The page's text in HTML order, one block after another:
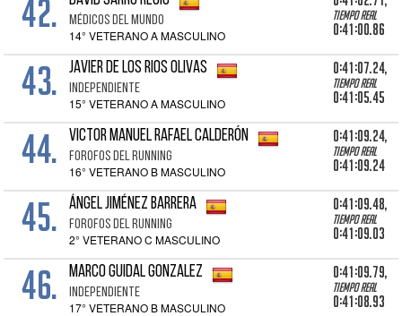
42. MÉDICOS DEL MUNDO
14° VETERANO A MASCULINO
Tiempo real
0:41:00.86
43. JAVIER DE LOS RIOS OLIVAS
INDEPENDIENTE
15° VETERANO A MASCULINO
0:41:07.24,
Tiempo real
0:41:05.45
44. VICTOR MANUEL RAFAEL CALDERÓN
FOROFOS DEL RUNNING
16° VETERANO B MASCULINO
0:41:09.24,
Tiempo real
0:41:09.24
45. ÁNGEL JIMÉNEZ BARRERA
FOROFOS DEL RUNNING
2° VETERANO C MASCULINO
0:41:09.48,
Tiempo real
0:41:09.03
46. MARCO GUIDAL GONZALEZ
INDEPENDIENTE
17° VETERANO B MASCULINO
0:41:09.79,
Tiempo real
0:41:08.93